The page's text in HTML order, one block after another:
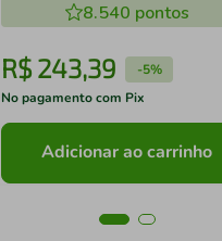
8.540 pontos
R$243,39 -5%
No pagamento com Pix
Adicionar ao carrinho